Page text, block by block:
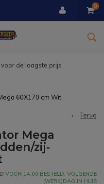
0
vanaf € 150
60X170 cm Wit
Terug
Mega
zij-
VOOR 14:00 BESTELD, VOLGENDE
(WERK)DAG IN HUIS